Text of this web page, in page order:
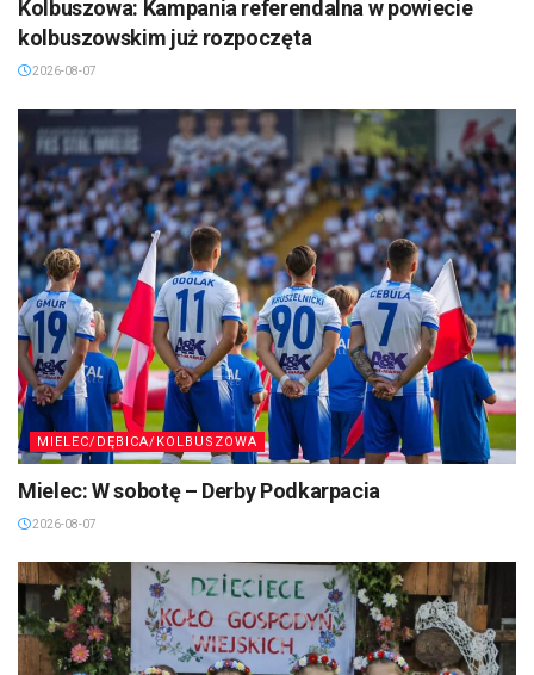
Kolbuszowa: Kampania referendalna w powiecie
kolbuszowskim już rozpoczęta
2026-08-07
MIELEC/DĘBICA/KOLBUSZOWA
Mielec: W sobotę – Derby Podkarpacia
2026-08-07